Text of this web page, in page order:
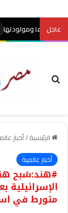
عاجل
ومولودتها مصر الآن
بحث عن
الرئيسية/أخبار
أخبار عالمية
متورط في